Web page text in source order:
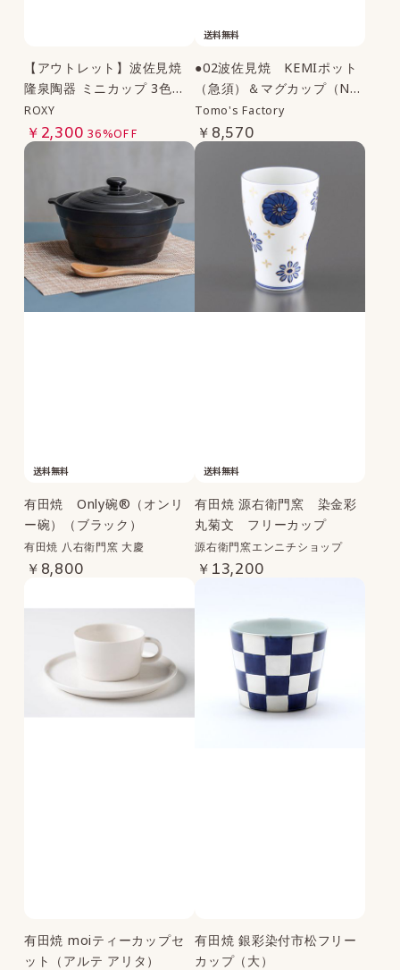
【アウトレット】波佐見焼
隆泉陶器 ミニカップ 3色セ
ット（ジェダイ・ピンク・
グレー）| ROXY
ROXY
￥2,300 36%OFF
送料無料
●02波佐見焼 KEMIポット
（急須）＆マグカップ（N
V）３点セット｜Tomo's Fa
ctory
Tomo's Factory
￥8,570
送料無料
有田焼 Only碗®（オンリ
ー碗）（ブラック）
有田焼 八右衛門窯 大慶
￥8,800
送料無料
有田焼 源右衛門窯 染金彩
丸菊文 フリーカップ
源右衛門窯エンニチショップ
￥13,200
有田焼 moiティーカップセ
ット（アルテ アリタ）
有田焼 銀彩染付市松フリー
カップ（大）